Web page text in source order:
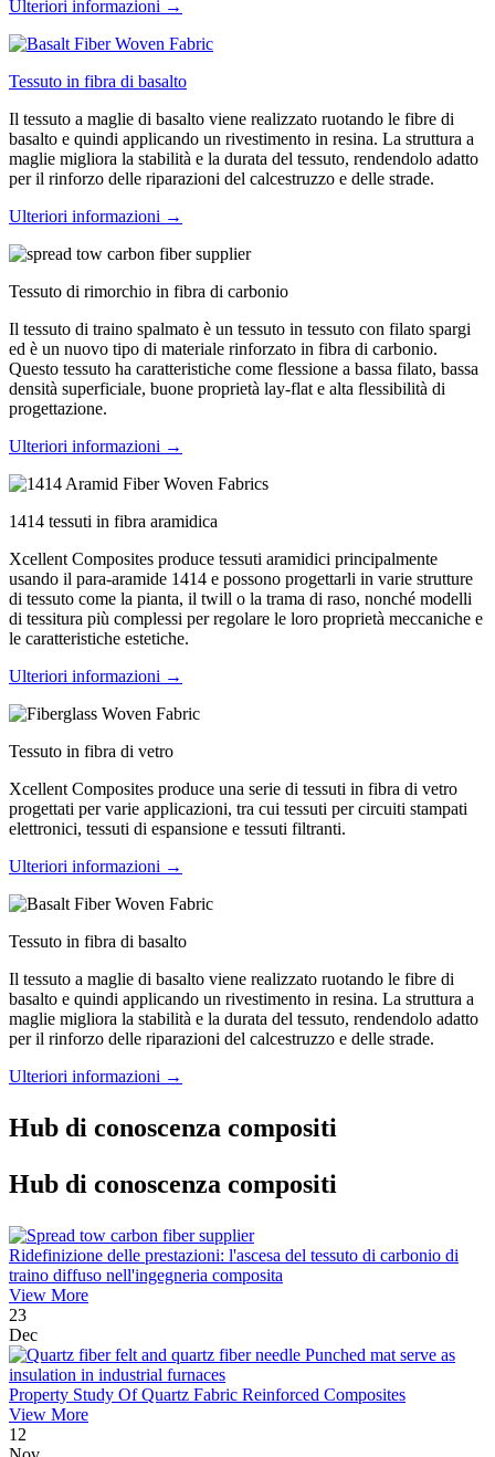
Ulteriori informazioni →
Tessuto in fibra di basalto
Il tessuto a maglie di basalto viene realizzato ruotando le fibre di
basalto e quindi applicando un rivestimento in resina. La struttura a
maglie migliora la stabilità e la durata del tessuto, rendendolo adatto
per il rinforzo delle riparazioni del calcestruzzo e delle strade.
Ulteriori informazioni →
Tessuto di rimorchio in fibra di carbonio
Il tessuto di traino spalmato è un tessuto in tessuto con filato spargi
ed è un nuovo tipo di materiale rinforzato in fibra di carbonio.
Questo tessuto ha caratteristiche come flessione a bassa filato, bassa
densità superficiale, buone proprietà lay-flat e alta flessibilità di
progettazione.
Ulteriori informazioni →
1414 tessuti in fibra aramidica
Xcellent Composites produce tessuti aramidici principalmente
usando il para-aramide 1414 e possono progettarli in varie strutture
di tessuto come la pianta, il twill o la trama di raso, nonché modelli
di tessitura più complessi per regolare le loro proprietà meccaniche e
le caratteristiche estetiche.
Ulteriori informazioni →
Tessuto in fibra di vetro
Xcellent Composites produce una serie di tessuti in fibra di vetro
progettati per varie applicazioni, tra cui tessuti per circuiti stampati
elettronici, tessuti di espansione e tessuti filtranti.
Ulteriori informazioni →
Tessuto in fibra di basalto
Il tessuto a maglie di basalto viene realizzato ruotando le fibre di
basalto e quindi applicando un rivestimento in resina. La struttura a
maglie migliora la stabilità e la durata del tessuto, rendendolo adatto
per il rinforzo delle riparazioni del calcestruzzo e delle strade.
Ulteriori informazioni →
Hub di conoscenza compositi
Hub di conoscenza compositi
Ridefinizione delle prestazioni: l'ascesa del tessuto di carbonio di
traino diffuso nell'ingegneria composita
View More
23
Dec
Property Study Of Quartz Fabric Reinforced Composites
View More
12